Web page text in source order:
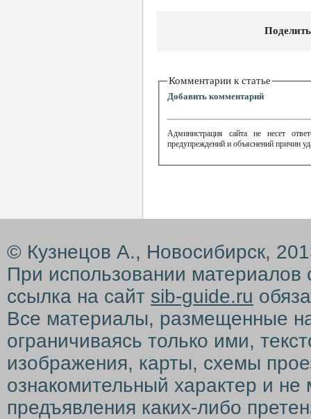
Комментарии к статье
Добавить комментарий
Администрация сайта не несет
предупреждений и объяснений причин
© Кузнецов А., Новосибирск,
При использовании материалов
ссылка на сайт sib-guide.ru
Все материалы, размещенные
ограничиваясь только ими,
изображения, карты, схемы
ознакомительный характер и
предъявления каких-либо